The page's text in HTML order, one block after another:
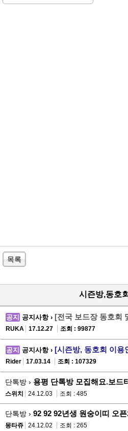
목록
시즌방,동호회
공지 공지사항 › [전국 보드장 동호회
RUKA
17.12.27 조회 : 99877
공지 공지사항 › [시즌방, 동호회 이용
Rider
17.03.14 조회 : 107329
단톡방 › 용평 단톡방 모집해요.보드
스위치 24.12.03 조회 : 485
단톡방 › 92 92 92년생 원숭이띠 오
몽타쥬 24.12.02 조회 : 265